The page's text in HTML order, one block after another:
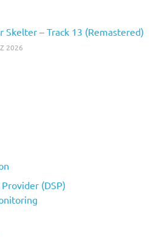
Skelter – Track 13 (Remastered)
2026
(DSP)